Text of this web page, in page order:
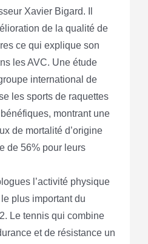
Xavier Bigard. Il
de la qualité de
ce qui explique son
les AVC. Une étude
international de
les sports de raquettes
montrant une
de mortalité d’origine
de 56% pour leurs
l’activité physique
plus important du
Le tennis qui combine
et de résistance un